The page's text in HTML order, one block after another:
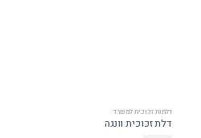
דלתות זכוכית למשרד
דלת זכוכית וונגה